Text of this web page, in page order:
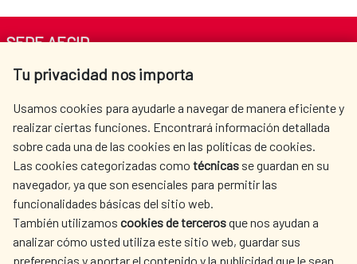
Tu privacidad nos importa
Usamos cookies para ayudarle a navegar de manera eficiente y
realizar ciertas funciones. Encontrará información detallada
sobre cada una de las cookies en las políticas de cookies.
Las cookies categorizadas como técnicas se guardan en su
navegador, ya que son esenciales para permitir las
funcionalidades básicas del sitio web.
También utilizamos cookies de tercerosque nos ayudan a
analizar cómo usted utiliza este sitio web, guardar sus
preferencias y aportar el contenido y la publicidad que le sean
SEDE AECID
Av. Reyes Católicos 4 - 28040 Madrid
centro.informacion@aecid.es
LA AECID
DÓNDE COOPERAMOS
ACCIÓN HUMANITARIA
SALA DE PRENSA
CULTURA Y CIENCIA
BIBLIOTECA